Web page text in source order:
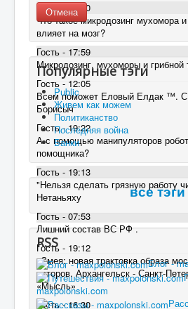
Гость - 18:00
Что такое микродозинг мухомора
влияет на мозг?
Гость - 17:59
Микродозинг, мухоморы и грибной
Гость - 12:05
Всем поможет Еловый Елдак ™.
Борисыч
Гость - 19:22
А с помощью манипуляторов
помощника?
Гость - 19:13
"Нельзя сделать грязную работу
Нетаньяху
Гость - 07:53
Лишний состав ВС РФ .
Гость - 19:12
«Змея: новая трактовка образа
авторов. Архангельск - Санкт-
«Мысль»
Гость - 16:30
Отмена
Популярные тэги
Public
Живем как можем
Политиканство
Последняя война
Банки
все тэги
RSS
Блог -
maxpolonski.com